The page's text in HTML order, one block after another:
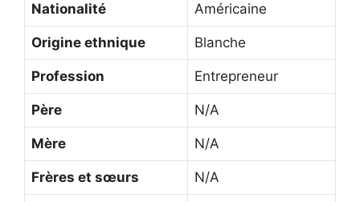
Nationalité Américaine
Origine ethnique Blanche
Profession Entrepreneur
Père N/A
Mère N/A
Frères et sœurs N/A